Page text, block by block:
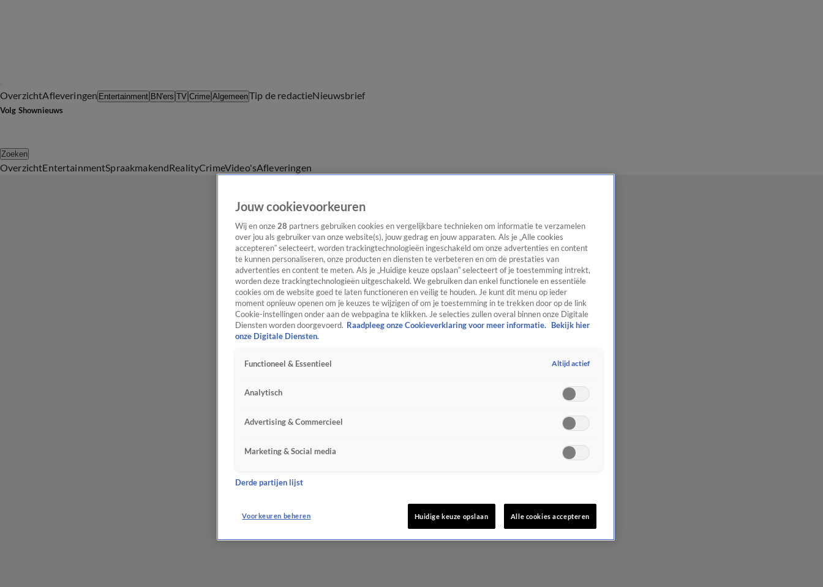
OverzichtAfleveringen Entertainment BN'ers TV Crime AlgemeenTip de redactieNieuwsbrief
Volg Shownieuws
Zoeken
OverzichtEntertainmentSpraakmakendRealityCrimeVideo'sAfleveringen
Jouw cookievoorkeuren
Wij en onze 28 partners gebruiken cookies en vergelijkbare technieken om informatie te verzamelen
over jou als gebruiker van onze website(s), jouw gedrag en jouw apparaten. Als je „Alle cookies
accepteren” selecteert, worden trackingtechnologieën ingeschakeld om onze advertenties en content
te kunnen personaliseren, onze producten en diensten te verbeteren en om de prestaties van
advertenties en content te meten. Als je „Huidige keuze opslaan” selecteert of je toestemming intrekt,
worden deze trackingtechnologieën uitgeschakeld. We gebruiken dan enkel functionele en essentiële
cookies om de website goed te laten functioneren en veilig te houden. Je kunt dit menu op ieder
moment opnieuw openen om je keuzes te wijzigen of om je toestemming in te trekken door op de link
Cookie-instellingen onder aan de webpagina te klikken. Je selecties zullen overal binnen onze Digitale
Diensten worden doorgevoerd. Raadpleeg onze Cookieverklaring voor meer informatie.
Bekijk hier
onze Digitale Diensten.
Functioneel & Essentieel Altijd actief
Analytisch
Advertising & Commercieel
Marketing & Social media
Derde partijen lijst
Voorkeuren beheren Huidige keuze opslaan Alle cookies accepteren